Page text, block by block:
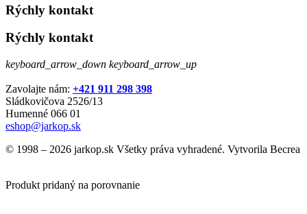
Rýchly kontakt
Rýchly kontakt
keyboard_arrow_down keyboard_arrow_up
Zavolajte nám: +421 911 298 398
Sládkovičova 2526/13
Humenné 066 01
eshop@jarkop.sk
© 1998 – 2026 jarkop.sk Všetky práva vyhradené. Vytvorila Becrea
Produkt pridaný na porovnanie